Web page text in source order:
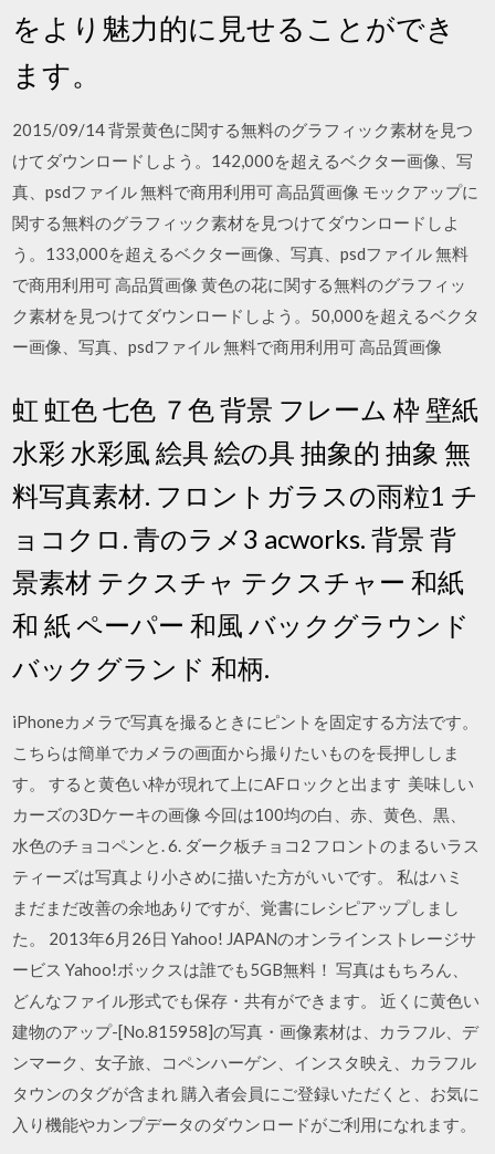
をより魅力的に見せることができ
ます。
2015/09/14 背景黄色に関する無料のグラフィック素材を見つ
けてダウンロードしよう。142,000を超えるベクター画像、写
真、psdファイル 無料で商用利用可 高品質画像 モックアップに
関する無料のグラフィック素材を見つけてダウンロードしよ
う。133,000を超えるベクター画像、写真、psdファイル 無料
で商用利用可 高品質画像 黄色の花に関する無料のグラフィッ
ク素材を見つけてダウンロードしよう。50,000を超えるベクタ
ー画像、写真、psdファイル 無料で商用利用可 高品質画像
虹 虹色 七色 ７色 背景 フレーム 枠 壁紙
水彩 水彩風 絵具 絵の具 抽象的 抽象 無
料写真素材. フロントガラスの雨粒1 チ
ョコクロ. 青のラメ3 acworks. 背景 背
景素材 テクスチャ テクスチャー 和紙
和 紙 ペーパー 和風 バックグラウンド
バックグランド 和柄.
iPhoneカメラで写真を撮るときにピントを固定する方法です。
こちらは簡単でカメラの画面から撮りたいものを長押ししま
す。 すると黄色い枠が現れて上にAFロックと出ます 美味しい
カーズの3Dケーキの画像 今回は100均の白、赤、黄色、黒、
水色のチョコペンと. 6. ダーク板チョコ2 フロントのまるいラス
ティーズは写真より小さめに描いた方がいいです。 私はハミ
まだまだ改善の余地ありですが、覚書にレシピアップしまし
た。 2013年6月26日 Yahoo! JAPANのオンラインストレージサ
ービス Yahoo!ボックスは誰でも5GB無料！ 写真はもちろん、
どんなファイル形式でも保存・共有ができます。 近くに黄色い
建物のアップ-[No.815958]の写真・画像素材は、カラフル、デ
ンマーク、女子旅、コペンハーゲン、インスタ映え、カラフル
タウンのタグが含まれ 購入者会員にご登録いただくと、お気に
入り機能やカンプデータのダウンロードがご利用になれます。